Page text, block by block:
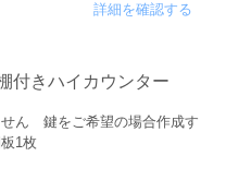
詳細を確認する
付きハイカウンター
ん 鍵をご希望の場合作成す
1枚